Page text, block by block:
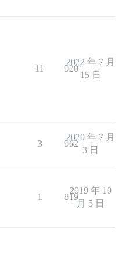
11 920
2022 年 7 月
15 日
3 962
2020 年 7 月
3 日
1 819
2019 年 10
月 5 日